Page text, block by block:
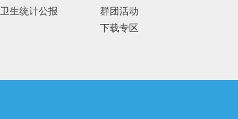
卫生统计公报
群团活动
下载专区